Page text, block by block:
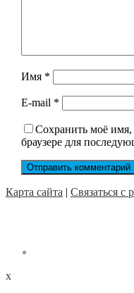
Имя *
E-mail *
Сохранить моё имя,
браузере для
Карта сайта | Связаться с
x